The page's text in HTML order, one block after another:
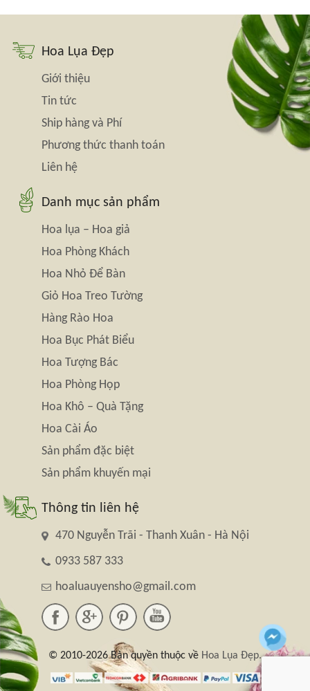
Hoa Lụa Đẹp
Giới thiệu
Tin tức
Ship hàng và Phí
Phương thức thanh toán
Liên hệ
Danh mục sản phẩm
Hoa lụa – Hoa giả
Hoa Phòng Khách
Hoa Nhỏ Để Bàn
Giỏ Hoa Treo Tường
Hàng Rào Hoa
Hoa Bục Phát Biểu
Hoa Tượng Bác
Hoa Phòng Họp
Hoa Khô – Quà Tặng
Hoa Cài Áo
Sản phẩm đặc biệt
Sản phẩm khuyến mại
Thông tin liên hệ
470 Nguyễn Trãi - Thanh Xuân - Hà Nội
0933 587 333
hoaluauyensho@gmail.com
© 2010-2026 Bản quyền thuộc về Hoa Lụa Đẹp.